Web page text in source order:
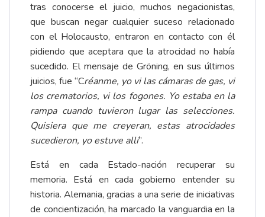
tras conocerse el juicio, muchos negacionistas,
que buscan negar cualquier suceso relacionado
con el Holocausto, entraron en contacto con él
pidiendo que aceptara que la atrocidad no había
sucedido. El mensaje de Gröning, en sus últimos
juicios, fue “Créanme, yo vi las cámaras de gas, vi
los crematorios, vi los fogones. Yo estaba en la
rampa cuando tuvieron lugar las selecciones.
Quisiera que me creyeran, estas atrocidades
sucedieron, yo estuve allí”.
Está en cada Estado-nación recuperar su
memoria. Está en cada gobierno entender su
historia. Alemania, gracias a una serie de iniciativas
de concientización, ha marcado la vanguardia en la